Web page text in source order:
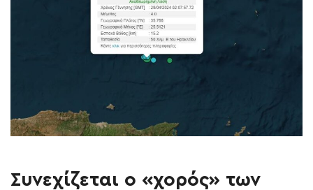
Συνεχίζεται ο «χορός» των